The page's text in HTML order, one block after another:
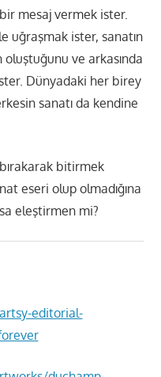
mesaj vermek ister.
uğraşmak ister, sanatın
ve arkasında
Dünyadaki her birey
sanatı da kendine
bitirmek
eseri olup olmadığına
eleştirmen mi?
editorial-